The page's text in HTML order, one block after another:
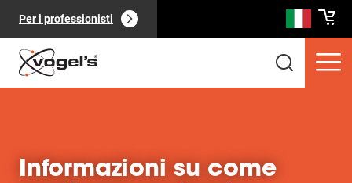
Per i professionisti
Informazioni su come